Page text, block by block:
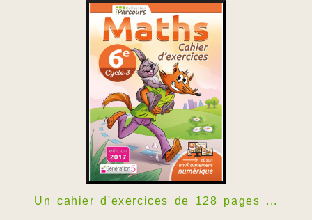
Un cahier d'exercices de 128 pages ...